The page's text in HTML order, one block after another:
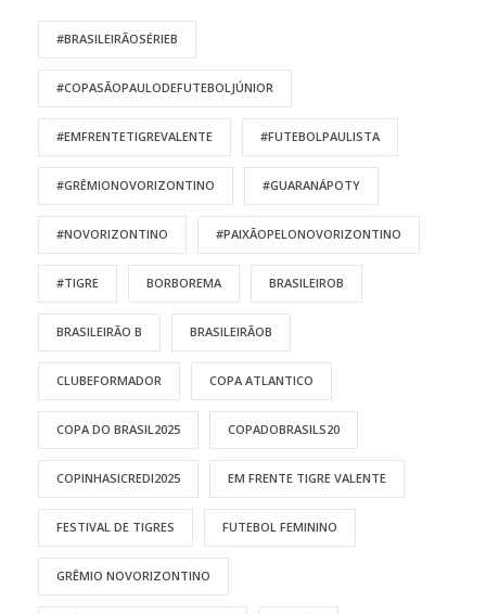
#BRASILEIRÃOSÉRIEB
#COPASÃOPAULODEFUTEBOLJÚNIOR
#EMFRENTETIGREVALENTE #FUTEBOLPAULISTA
#GRÊMIONOVORIZONTINO #GUARANÁPOTY
#NOVORIZONTINO #PAIXÃOPELONOVORIZONTINO
#TIGRE BORBOREMA BRASILEIROB
BRASILEIRÃO B BRASILEIRÃOB
CLUBEFORMADOR COPA ATLANTICO
COPA DO BRASIL2025 COPADOBRASILS20
COPINHASICREDI2025 EM FRENTE TIGRE VALENTE
FESTIVAL DE TIGRES FUTEBOL FEMININO
GRÊMIO NOVORIZONTINO